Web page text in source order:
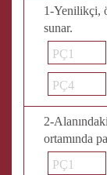
1-Yenilikçi,
sunar.
PÇ1
PÇ4
2-
ortamında
PÇ1